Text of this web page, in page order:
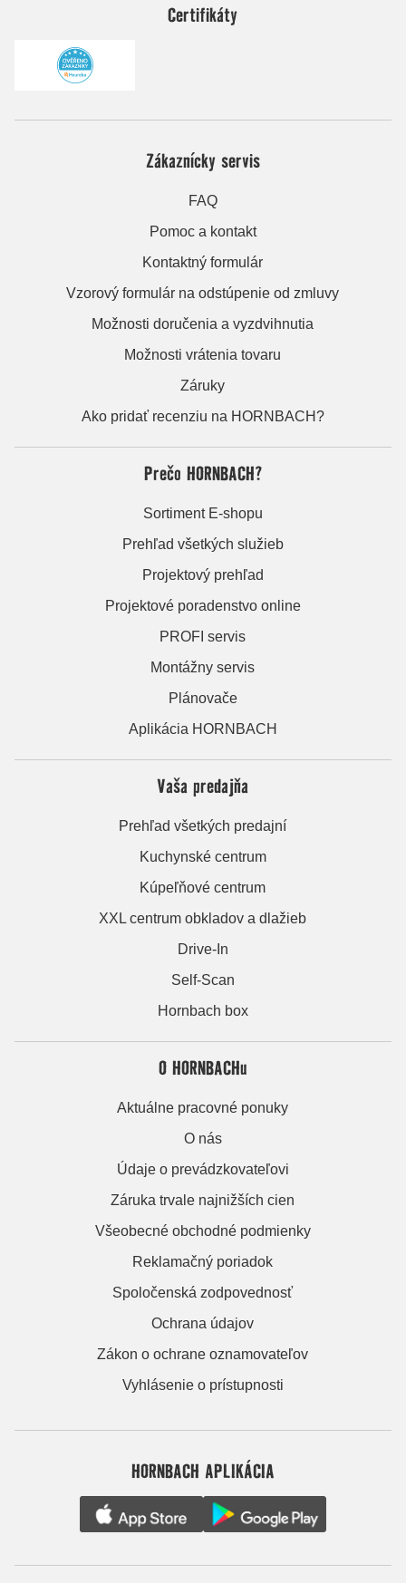
Certifikáty
Zákaznícky servis
FAQ
Pomoc a kontakt
Kontaktný formulár
Vzorový formulár na odstúpenie od zmluvy
Možnosti doručenia a vyzdvihnutia
Možnosti vrátenia tovaru
Záruky
Ako pridať recenziu na HORNBACH?
Prečo HORNBACH?
Sortiment E-shopu
Prehľad všetkých služieb
Projektový prehľad
Projektové poradenstvo online
PROFI servis
Montážny servis
Plánovače
Aplikácia HORNBACH
Vaša predajňa
Prehľad všetkých predajní
Kuchynské centrum
Kúpeľňové centrum
XXL centrum obkladov a dlažieb
Drive-In
Self-Scan
Hornbach box
O HORNBACHu
Aktuálne pracovné ponuky
O nás
Údaje o prevádzkovateľovi
Záruka trvale najnižších cien
Všeobecné obchodné podmienky
Reklamačný poriadok
Spoločenská zodpovednosť
Ochrana údajov
Zákon o ochrane oznamovateľov
Vyhlásenie o prístupnosti
HORNBACH APLIKÁCIA